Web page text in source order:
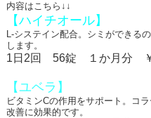
内容はこちら↓↓
【ハイチオール】
L‐システイン配合。シミができる
します。
1 日 2回 56錠 １か月分
【ユベラ】
ビタミンCの作用をサポート。コ
改善に効果的です。